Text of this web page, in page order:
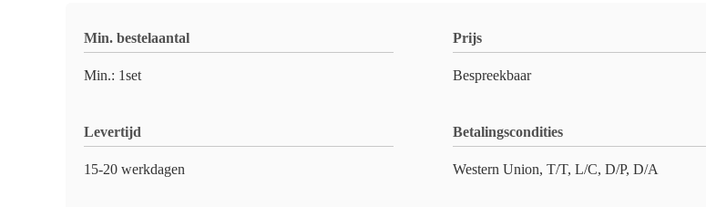
Min. bestelaantal
Min.: 1set
Prijs
Bespreekbaar
Levertijd
15-20 werkdagen
Betalingscondities
Western Union, T/T, L/C, D/P, D/A